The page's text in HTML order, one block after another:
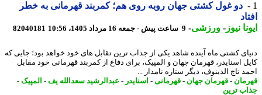
دو غول کشتی جهان روبه روی هم؛ کمربند قهرمانی به خطر
نیوز-ورزشی-9 ساعت پیش - جمعه 16 مرداد 1405، 10:56 82040181
کشتی ماه آینده شاهد یکی از جذاب ترین تقابل های خود خواهد بود؛ جایی که
اسنایدر، قهرمان جهان و المپیک، برای دفاع از کمربند قهرمانی خود مقابل
تاج الدینوف، دیگر ستاره نامدار ...
-قهرمان جهان-قهرمانی-اسنایدر-عبدالرشید سعدالله یف-المپیک-
ترین